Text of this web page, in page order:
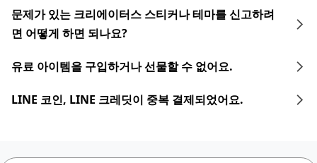
문제가 있는 크리에이터스 스티커나 테마를 신고하려
면 어떻게 하면 되나요?
유료 아이템을 구입하거나 선물할 수 없어요.
LINE 코인, LINE 크레딧이 중복 결제되었어요.